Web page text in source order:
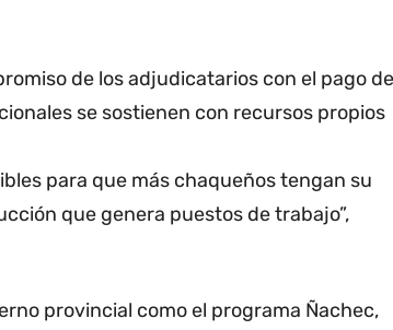
de los adjudicatarios con el pago de
se sostienen con recursos propios
para que más chaqueños tengan su
que genera puestos de trabajo”,
provincial como el programa Ñachec,